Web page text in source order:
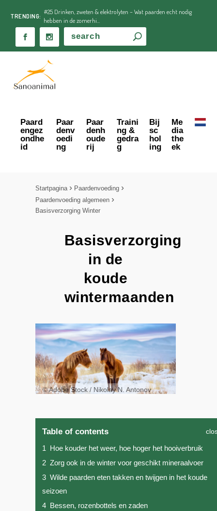
TRENDING:
#25 Drinken, zweten & elektrolyten – Wat paarden echt nodig
hebben in de zomerhi...
Paard
engez
ondhe
id
Paar
denv
oedi
ng
Paar
denh
oude
rij
Traini
ng &
gedra
g
Bij
sc
hol
ing
Me
dia
the
ek
Startpagina
Paardenvoeding
Paardenvoeding algemeen
Basisverzorging Winter
Basisverzorging
in de
koude
wintermaanden
© Adobe Stock / Nikolay N. Antonov
Table of contents
1 Hoe kouder het weer, hoe hoger het hooiverbruik
2 Zorg ook in de winter voor geschikt mineraalvoer
3 Wilde paarden eten takken en twijgen in het koude
seizoen
4 Bessen, rozenbottels en zaden